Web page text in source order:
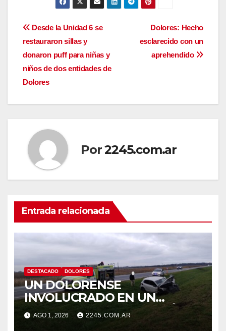
Navegación
de
entradas
Dolores: Hecho
esclarecido con un
aprehendido
Desde la Unidad 6 se
restauraron sillas y
donaron puff para niñas y
niños de dos entidades de
Dolores
Por2245.com.ar
Entrada relacionada
DESTACADO DOLORES
UN DOLORENSE
INVOLUCRADO EN UN
SINIESTRO QUE TERMINÓ
CON DESPISTE Y VUELCO
AGO 1, 2026 2245.COM.AR